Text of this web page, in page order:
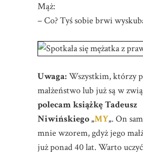
Mąż:
– Co? Tyś sobie brwi
Uwaga: Wszystkim, którzy
małżeństwo lub już są w
polecam książkę Tadeusz
Niwińskiego „MY„. On
mnie wzorem, gdyż jego
już ponad 40 lat. Warto